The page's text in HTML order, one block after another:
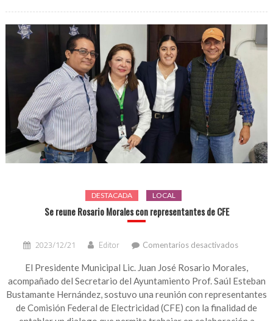
DESTACADA LOCAL
Se reune Rosario Morales con representantes de CFE
2023/12/21 Editor Comentarios desactivadosen
reune
Rosario
Morales
con
El Presidente Municipal Lic. Juan José Rosario Morales,
acompañado del Secretario del Ayuntamiento Prof. Saúl Esteban
Bustamante Hernández, sostuvo una reunión con representantes
de Comisión Federal de Electricidad (CFE) con la finalidad de